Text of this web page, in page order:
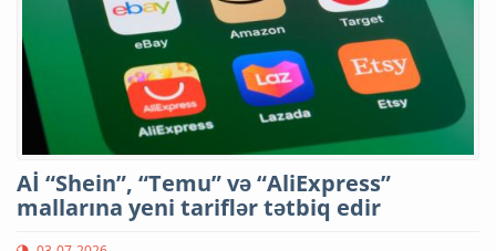
Aİ “Shein”, “Temu” və “AliExpress”
mallarına yeni tariflər tətbiq edir